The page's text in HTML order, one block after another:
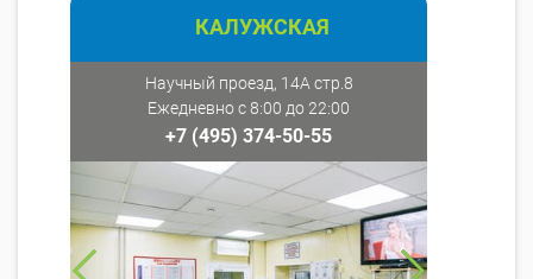
КАЛУЖСКАЯ
Научный проезд, 14А стр.8
Ежедневно с 8:00 до 22:00
+7 (495) 374-50-55